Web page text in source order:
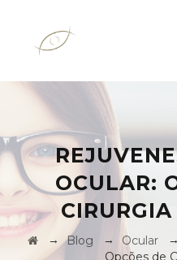
OCULAR:
→Blog → Ocular
Opções de